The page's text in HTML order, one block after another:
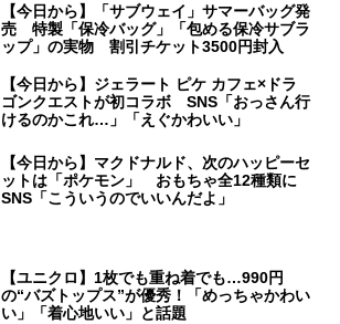
【今日から】「サブウェイ」サマーバッグ発
売 特製「保冷バッグ」「包める保冷サブラ
ップ」の実物 割引チケット3500円封入
【今日から】ジェラート ピケ カフェ×ドラ
ゴンクエストが初コラボ SNS「おっさん行
けるのかこれ…」「えぐかわいい」
【今日から】マクドナルド、次のハッピーセ
ットは「ポケモン」 おもちゃ全12種類に
SNS「こういうのでいいんだよ」
【ユニクロ】1枚でも重ね着でも…990円
の“バズトップス”が優秀！「めっちゃかわい
い」「着心地いい」と話題